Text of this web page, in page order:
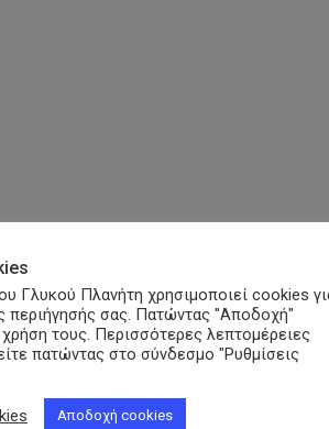
Γλυκού Πλανήτη χρησιμοποιεί cookies
περιήγησής σας. Πατώντας "Αποδοχή"
τους. Περισσότερες λεπτομέρειες
πατώντας στο σύνδεσμο "Ρυθμίσεις
Αποδοχή cookies